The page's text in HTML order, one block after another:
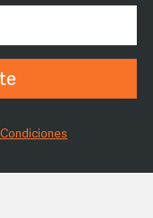
Condiciones